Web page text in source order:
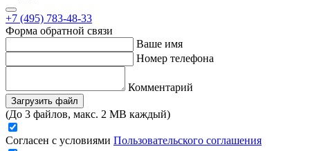
+7 (495) 783-48-33
Форма обратной связи
Ваше имя
Номер телефона
Комментарий
Загрузить файл
(До 3 файлов, макс. 2 MB каждый)
Согласен с условиями Пользовательского соглашения